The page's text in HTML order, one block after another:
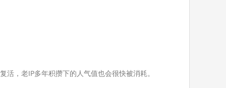
，老IP多年积攒下的人气值也会很快被消耗。